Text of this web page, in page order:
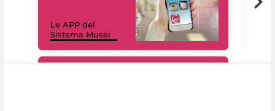
Le APP del
Sistema Musei